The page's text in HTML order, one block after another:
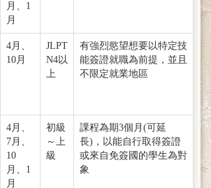
月、1
月
4月、
10月
JLPT
N4以
上
有強烈慾望想要以特定技
能簽證就職為前提，並且
不限定就業地區
4月、
7月、
10
月、1
月
初級
～上
級
課程為期3個月(可延
長)，以能自行取得簽證
或來自免簽國的學生為對
象